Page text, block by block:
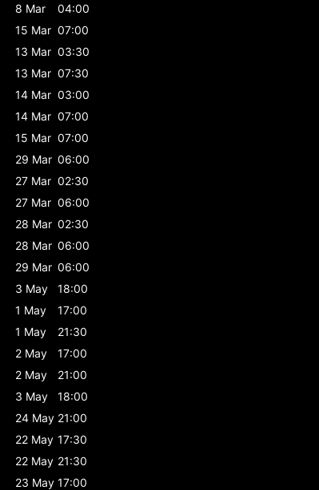
8 Mar
04:00
15 Mar 07:00
13 Mar 03:30
13 Mar 07:30
14 Mar 03:00
14 Mar 07:00
15 Mar 07:00
29 Mar 06:00
27 Mar 02:30
27 Mar 06:00
28 Mar 02:30
28 Mar 06:00
29 Mar 06:00
3 May
18:00
1 May
17:00
1 May
21:30
2 May
17:00
2 May
21:00
3 May
18:00
24 May 21:00
22 May 17:30
22 May 21:30
23 May 17:00